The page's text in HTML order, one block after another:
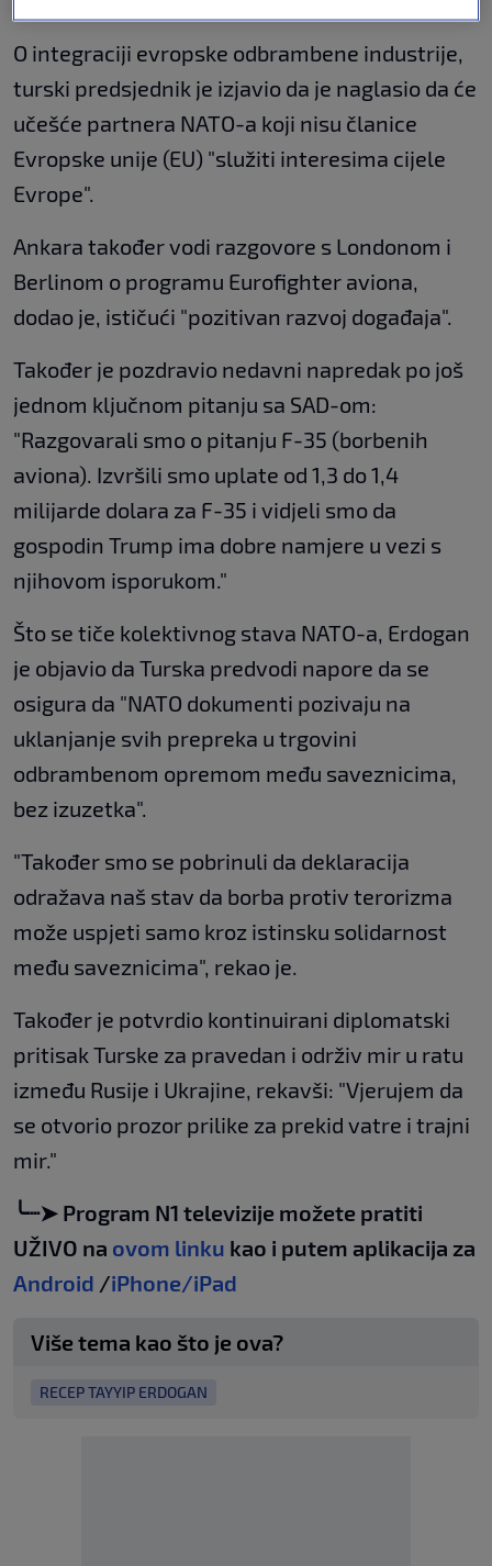
O integraciji evropske odbrambene industrije,
turski predsjednik je izjavio da je naglasio da će
učešće partnera NATO-a koji nisu članice
Evropske unije (EU) "služiti interesima cijele
Evrope".
Ankara također vodi razgovore s Londonom i
Berlinom o programu Eurofighter aviona,
dodao je, ističući "pozitivan razvoj događaja".
Također je pozdravio nedavni napredak po još
jednom ključnom pitanju sa SAD-om:
"Razgovarali smo o pitanju F-35 (borbenih
aviona). Izvršili smo uplate od 1,3 do 1,4
milijarde dolara za F-35 i vidjeli smo da
gospodin Trump ima dobre namjere u vezi s
njihovom isporukom."
Što se tiče kolektivnog stava NATO-a, Erdogan
je objavio da Turska predvodi napore da se
osigura da "NATO dokumenti pozivaju na
uklanjanje svih prepreka u trgovini
odbrambenom opremom među saveznicima,
bez izuzetka".
"Također smo se pobrinuli da deklaracija
odražava naš stav da borba protiv terorizma
može uspjeti samo kroz istinsku solidarnost
među saveznicima", rekao je.
Također je potvrdio kontinuirani diplomatski
pritisak Turske za pravedan i održiv mir u ratu
između Rusije i Ukrajine, rekavši: "Vjerujem da
se otvorio prozor prilike za prekid vatre i trajni
mir."
╰┈➤ Program N1 televizije možete pratiti
UŽIVO na ovom linku kao i putem aplikacija za
Android /iPhone/iPad
Više tema kao što je ova?
RECEP TAYYIP ERDOGAN